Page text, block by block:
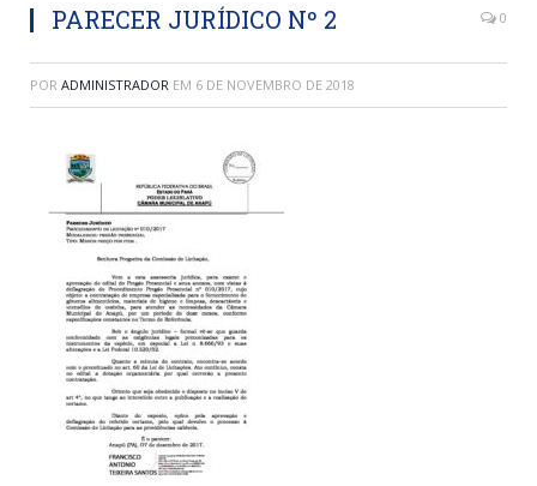
PARECER JURÍDICO Nº 2 0
POR ADMINISTRADOR EM 6 DE NOVEMBRO DE 2018